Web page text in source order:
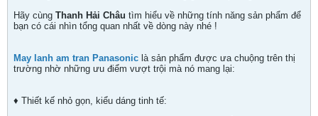
Hãy cùng Thanh Hải Châu tìm hiểu về những tính năng sản phẩm để
bạn có cái nhìn tổng quan nhất về dòng này nhé !
May lanh am tran Panasonic là sản phẩm được ưa chuộng trên thị
trường nhờ những ưu điểm vượt trội mà nó mang lại:
♦ Thiết kế nhỏ gọn, kiểu dáng tinh tế: